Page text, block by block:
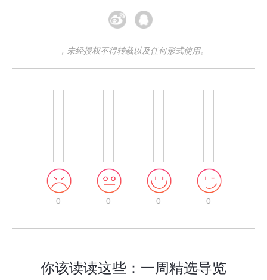
，未经授权不得转载以及任何形式使用。
0 0 0 0
你该读读这些：一周精选导览